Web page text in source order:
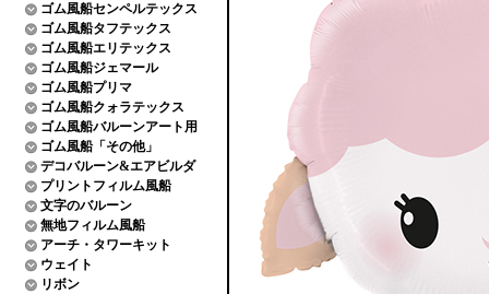
ゴム風船センペルテックス
ゴム風船タフテックス
ゴム風船エリテックス
ゴム風船ジェマール
ゴム風船プリマ
ゴム風船クォラテックス
ゴム風船バルーンアート用
ゴム風船「その他」
デコバルーン&エアビルダ
プリントフィルム風船
文字のバルーン
無地フィルム風船
アーチ・タワーキット
ウェイト
リボン